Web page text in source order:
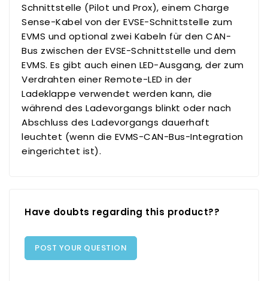
Schnittstelle (Pilot und Prox), einem Charge
Sense-Kabel von der EVSE-Schnittstelle zum
EVMS und optional zwei Kabeln für den CAN-
Bus zwischen der EVSE-Schnittstelle und dem
EVMS. Es gibt auch einen LED-Ausgang, der zum
Verdrahten einer Remote-LED in der
Ladeklappe verwendet werden kann, die
während des Ladevorgangs blinkt oder nach
Abschluss des Ladevorgangs dauerhaft
leuchtet (wenn die EVMS-CAN-Bus-Integration
eingerichtet ist).
Have doubts regarding this product??
POST YOUR QUESTION